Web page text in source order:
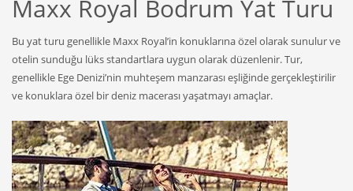
Maxx Royal Bodrum Yat Turu
Bu yat turu genellikle Maxx Royal’in konuklarına özel olarak sunulur ve
otelin sunduğu lüks standartlara uygun olarak düzenlenir. Tur,
genellikle Ege Denizi’nin muhteşem manzarası eşliğinde gerçekleştirilir
ve konuklara özel bir deniz macerası yaşatmayı amaçlar.